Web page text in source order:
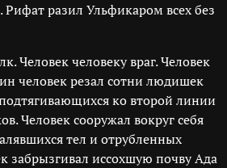
разил Ульфикаром всех без
Человек человеку враг. Человек
человек резал сотни людишек
ко второй линии
Человек сооружал вокруг себя
тел и отрубленных
забрызгивал иссохшую почву Ада